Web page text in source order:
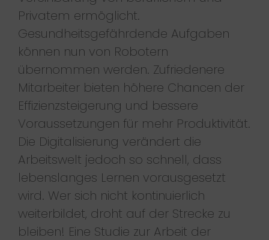
Privatem ermöglicht.
Gesundheitsgefährdende Aufgaben
können nun von Robotern
übernommen werden. Zufriedenere
Mitarbeiter bieten höhere Chancen der
Effizienzsteigerung und bessere
Voraussetzungen für mehr Produktivität.
Die Digitalisierung verändert die
Arbeitswelt jedoch so schnell, dass
lebenslanges Lernen vorausgesetzt
wird. Wer sich nicht kontinuierlich
weiterbildet, droht auf der Strecke zu
bleiben! Eine Studie zur Arbeit der